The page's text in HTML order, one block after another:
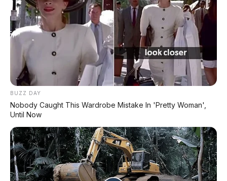
PROMO TERBATAS!
MILIKI MOBIL IMPIAN
KREDIT MOBIL
✔ TANPA DP
✔ GRATIS ANGSURAN 1X
✔ GRATIS BALIK NAMA
CEK UNIT SEKARANG
BUZZ DAY
Nobody Caught This Wardrobe Mistake In 'Pretty Woman',
Until Now